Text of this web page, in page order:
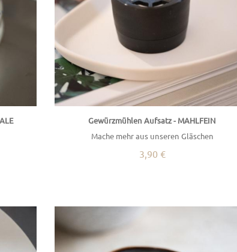
Gewürzmühlen Aufsatz - MAHLFEIN
Mache mehr aus unseren Gläschen
3,90 €